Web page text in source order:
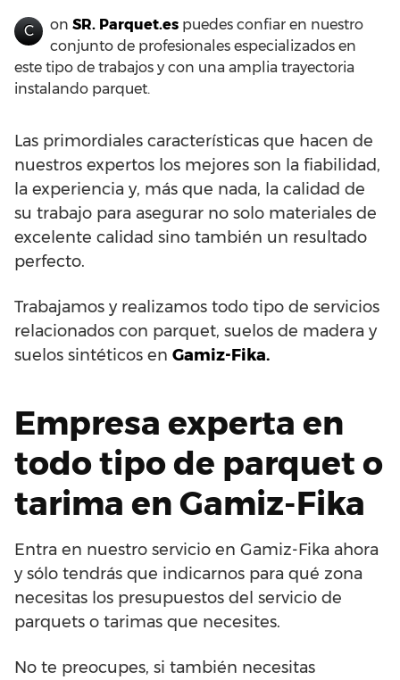
C on SR. Parquet.es puedes confiar en nuestro
conjunto de profesionales especializados en
este tipo de trabajos y con una amplia trayectoria
instalando parquet.
Las primordiales características que hacen de
nuestros expertos los mejores son la fiabilidad,
la experiencia y, más que nada, la calidad de
su trabajo para asegurar no solo materiales de
excelente calidad sino también un resultado
perfecto.
Trabajamos y realizamos todo tipo de servicios
relacionados con parquet, suelos de madera y
suelos sintéticos en Gamiz-Fika.
Empresa experta en
todo tipo de parquet o
tarima en Gamiz-Fika
Entra en nuestro servicio en Gamiz-Fika ahora
y sólo tendrás que indicarnos para qué zona
necesitas los presupuestos del servicio de
parquets o tarimas que necesites.
No te preocupes, si también necesitas